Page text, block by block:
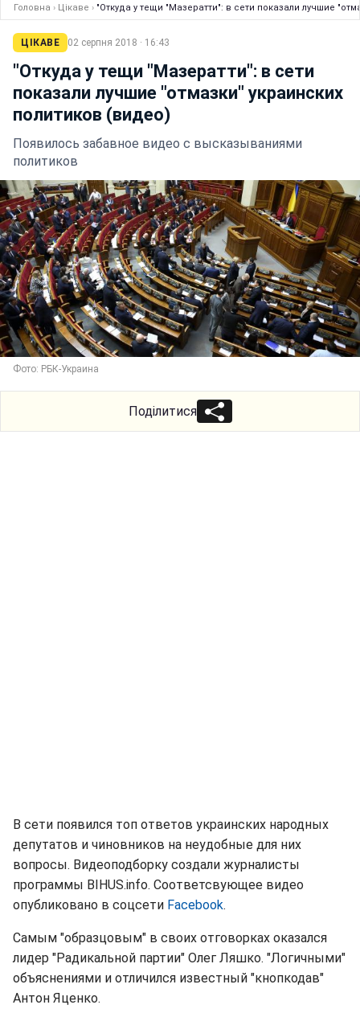
Головна › Цікаве › "Откуда у тещи "Мазератти": в сети показали лучшие
ЦІКАВЕ 02 серпня 2018 · 16:43
"Откуда у тещи "Мазератти": в сети
показали лучшие "отмазки" украинских
политиков (видео)
Появилось забавное видео с высказываниями
политиков
Фото: РБК-Украина
Поділитися
В сети появился топ ответов украинских народных
депутатов и чиновников на неудобные для них
вопросы. Видеоподборку создали журналисты
программы BIHUS.info. Соответсвующее видео
опубликовано в соцсети Facebook.
Самым "образцовым" в своих отговорках оказался
лидер "Радикальной партии" Олег Ляшко. "Логичными"
объяснениями и отличился известный "кнопкодав"
Антон Яценко.